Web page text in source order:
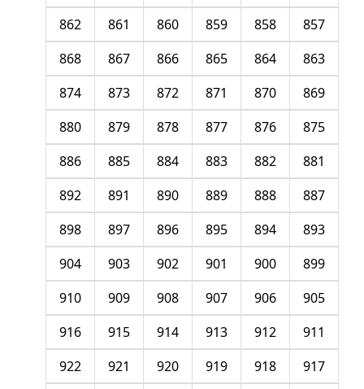
857
858
859
860
861
862
863
864
865
866
867
868
869
870
871
872
873
874
875
876
877
878
879
880
881
882
883
884
885
886
887
888
889
890
891
892
893
894
895
896
897
898
899
900
901
902
903
904
905
906
907
908
909
910
911
912
913
914
915
916
917
918
919
920
921
922